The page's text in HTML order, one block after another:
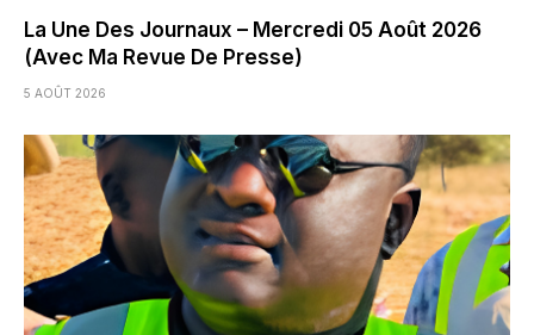
La Une Des Journaux – Mercredi 05 Août 2026
(Avec Ma Revue De Presse)
5 AOÛT 2026